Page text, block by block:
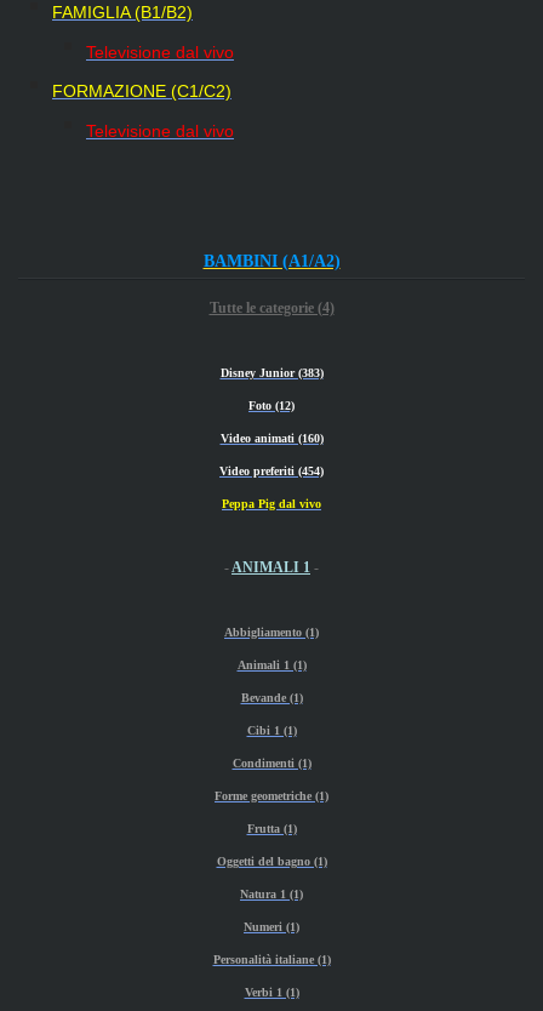
FAMIGLIA (B1/B2)
Televisione dal vivo
FORMAZIONE (C1/C2)
Televisione dal vivo
BAMBINI (A1/A2)
Tutte le categorie (4)
Disney Junior (383)
Foto (12)
Video animati (160)
Video preferiti (454)
Peppa Pig dal vivo
- ANIMALI 1 -
Abbigliamento (1)
Animali 1 (1)
Bevande (1)
Cibi 1 (1)
Condimenti (1)
Forme geometriche (1)
Frutta (1)
Oggetti del bagno (1)
Natura 1 (1)
Numeri (1)
Personalità italiane (1)
Verbi 1 (1)